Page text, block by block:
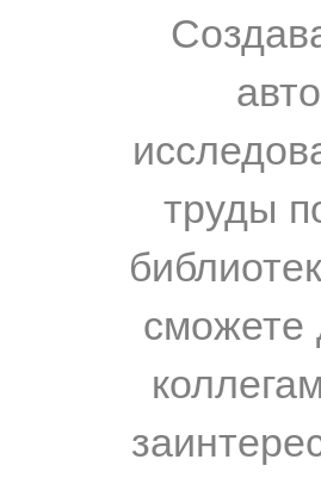
труды
сможете